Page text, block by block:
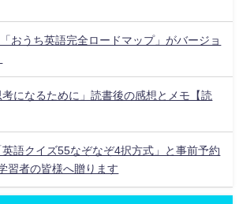
おうち英語完全ロードマップ」がバージョ
考になるために」読書後の感想とメモ【読
英語クイズ55なぞなぞ4択方式」と事前予約
習者の皆様へ贈ります